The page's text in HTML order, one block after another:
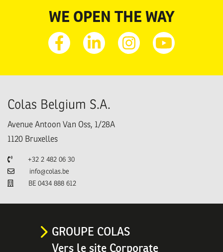
WE OPEN THE WAY
FacebookLinkedinInstagramYoutube
Colas Belgium S.A.
Avenue Antoon Van Oss, 1/28A
1120 Bruxelles
Téléphone
+32 2 482 06 30
Emailinfo@colas.be
BE 0434 888 612
GROUPE COLAS
Vers le site Corporate